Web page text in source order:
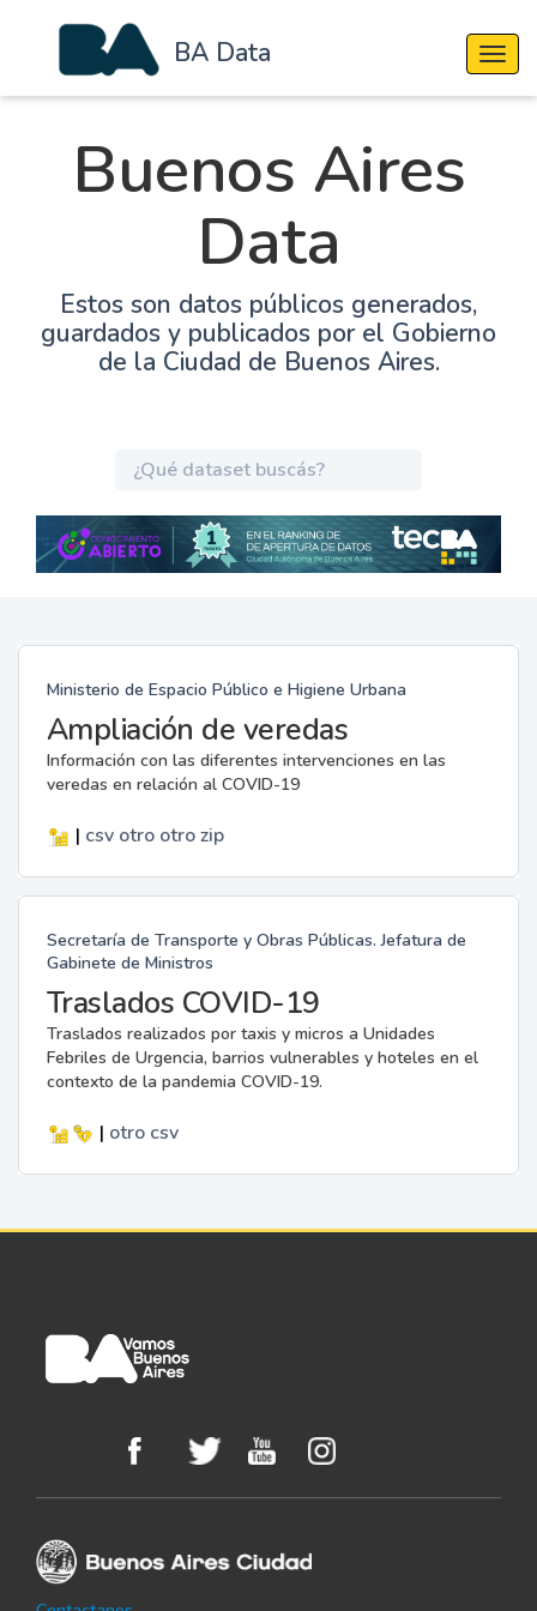
BA Data
Buenos Aires
Data
Estos son datos públicos generados,
guardados y publicados por el Gobierno
de la Ciudad de Buenos Aires.
Ministerio de Espacio Público e Higiene Urbana
Ampliación de veredas
Información con las diferentes intervenciones en las
veredas en relación al COVID-19
| csv otro otro zip
Secretaría de Transporte y Obras Públicas. Jefatura de
Gabinete de Ministros
Traslados COVID-19
Traslados realizados por taxis y micros a Unidades
Febriles de Urgencia, barrios vulnerables y hoteles en el
contexto de la pandemia COVID-19.
| otro csv